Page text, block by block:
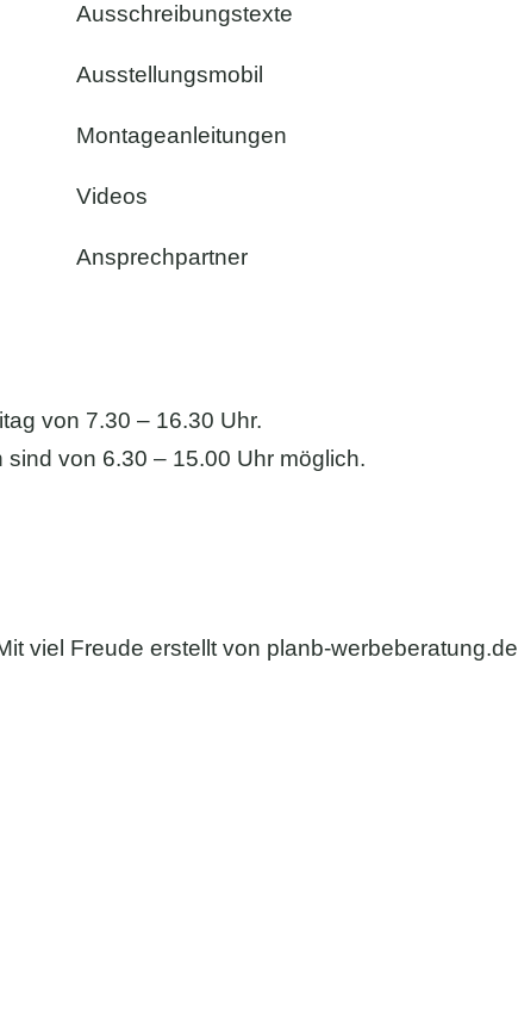
Ausschreibungstexte
Ausstellungsmobil
Montageanleitungen
Videos
Ansprechpartner
von 7.30 – 16.30 Uhr.
von 6.30 – 15.00 Uhr möglich.
viel Freude erstellt von planb-werbeberatung.de